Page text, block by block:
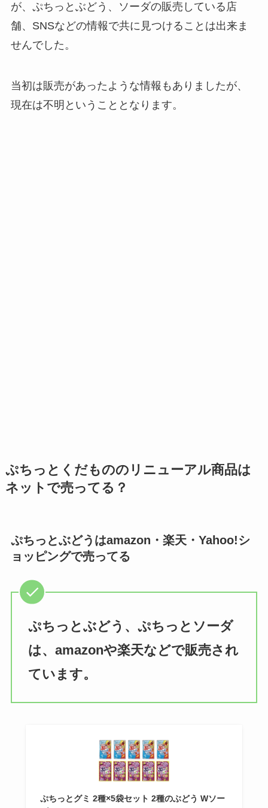
が、ぷちっとぶどう、ソーダの販売している店
舗、SNSなどの情報で共に見つけることは出来ま
せんでした。
当初は販売があったような情報もありましたが、
現在は不明ということとなります。
ぷちっとくだもののリニューアル商品は
ネットで売ってる？
ぷちっとぶどうはamazon・楽天・Yahoo!シ
ョッピングで売ってる
ぷちっとぶどう、ぷちっとソーダ
は、amazonや楽天などで販売され
ています。
ぷちっとグミ 2種×5袋セット 2種のぶどう Wソー